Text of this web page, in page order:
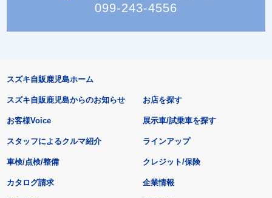
099-243-4556
スズキ自販鹿児島ホーム
スズキ自販鹿児島からのお知らせ
お客様Voice
スタッフによるクルマ紹介
お店を探す
展示車/試乗車を探す
ラインアップ
車検/点検/整備 クレジット/保険
カタログ請求 企業情報